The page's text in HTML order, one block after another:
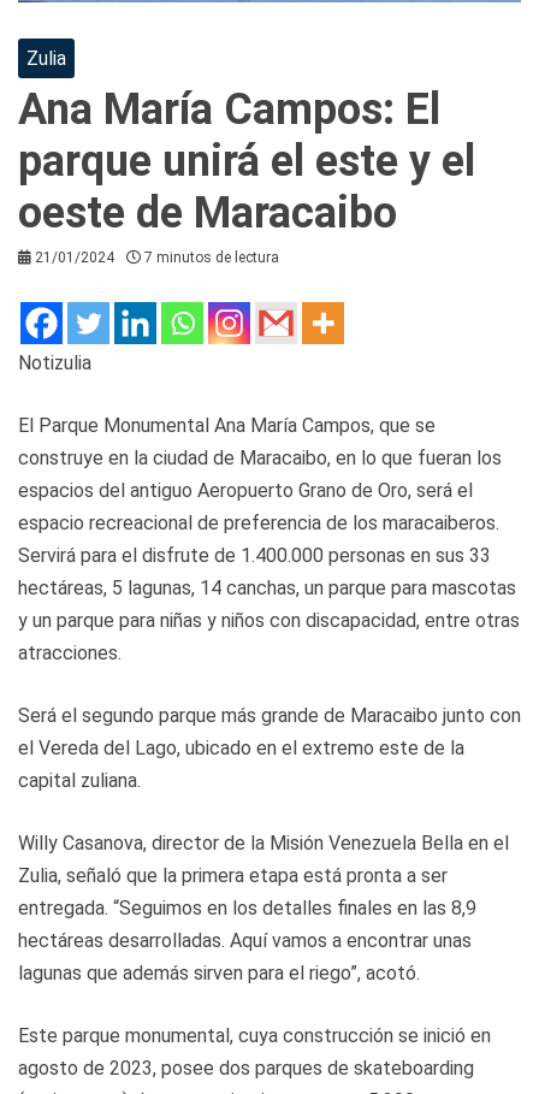
Zulia
Ana María Campos: El
parque unirá el este y el
oeste de Maracaibo
21/01/2024 7 minutos de lectura
Notizulia
El Parque Monumental Ana María Campos, que se
construye en la ciudad de Maracaibo, en lo que fueran los
espacios del antiguo Aeropuerto Grano de Oro, será el
espacio recreacional de preferencia de los maracaiberos.
Servirá para el disfrute de 1.400.000 personas en sus 33
hectáreas, 5 lagunas, 14 canchas, un parque para mascotas
y un parque para niñas y niños con discapacidad, entre otras
atracciones.
Será el segundo parque más grande de Maracaibo junto con
el Vereda del Lago, ubicado en el extremo este de la
capital zuliana.
Willy Casanova, director de la Misión Venezuela Bella en el
Zulia, señaló que la primera etapa está pronta a ser
entregada. “Seguimos en los detalles finales en las 8,9
hectáreas desarrolladas. Aquí vamos a encontrar unas
lagunas que además sirven para el riego”, acotó.
Este parque monumental, cuya construcción se inició en
agosto de 2023, posee dos parques de skateboarding